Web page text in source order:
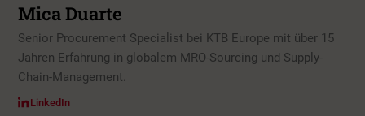
Mica Duarte
Senior Procurement Specialist bei KTB Europe mit über 15
Jahren Erfahrung in globalem MRO-Sourcing und Supply-
Chain-Management.
LinkedIn